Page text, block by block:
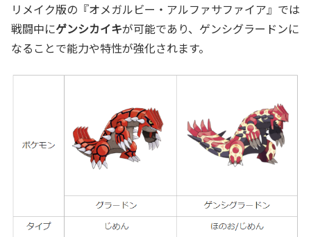
リメイク版の『オメガルビー・アルファサファイア』では
戦闘中にゲンシカイキが可能であり、ゲンシグラードンに
なることで能力や特性が強化されます。